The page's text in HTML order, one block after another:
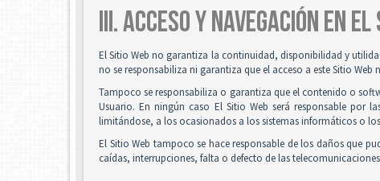
III. ACCESO Y NAVEGACIÓN EN
El Sitio Web no garantiza la continuidad, disponibilidad y
no se responsabiliza ni garantiza que el acceso a este Sitio
Tampoco se responsabiliza o garantiza que el contenido o
Usuario. En ningún caso El Sitio Web será responsable por
limitándose, a los ocasionados a los sistemas informáticos o
El Sitio Web tampoco se hace responsable de los daños que
caídas, interrupciones, falta o defecto de las